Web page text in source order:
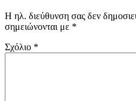
Η ηλ. διεύθυνση σας δεν
σημειώνονται με *
Σχόλιο *